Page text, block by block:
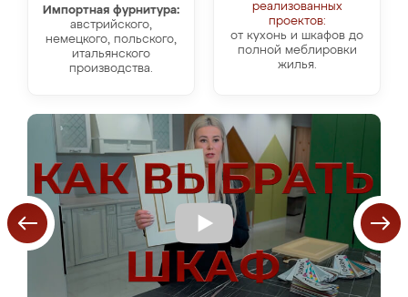
Импортная фурнитура:
австрийского,
немецкого, польского,
итальянского
производства.
реализованных
проектов:
от кухонь и шкафов до
полной меблировки
жилья.